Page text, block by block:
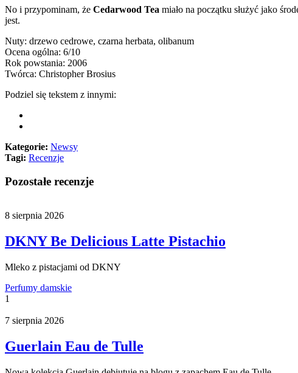
No i przypominam, że Cedarwood Tea miało na początku służyć jako
jest.
Nuty: drzewo cedrowe, czarna herbata, olibanum
Ocena ogólna: 6/10
Rok powstania: 2006
Twórca: Christopher Brosius
Podziel się tekstem z innymi:
Kategorie: Newsy
Tagi: Recenzje
Pozostałe recenzje
8 sierpnia 2026
DKNY Be Delicious Latte Pistachio
Mleko z pistacjami od DKNY
Perfumy damskie
1
7 sierpnia 2026
Guerlain Eau de Tulle